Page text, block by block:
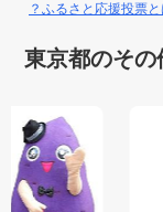
？ふるさと応援投票と
東京都のその